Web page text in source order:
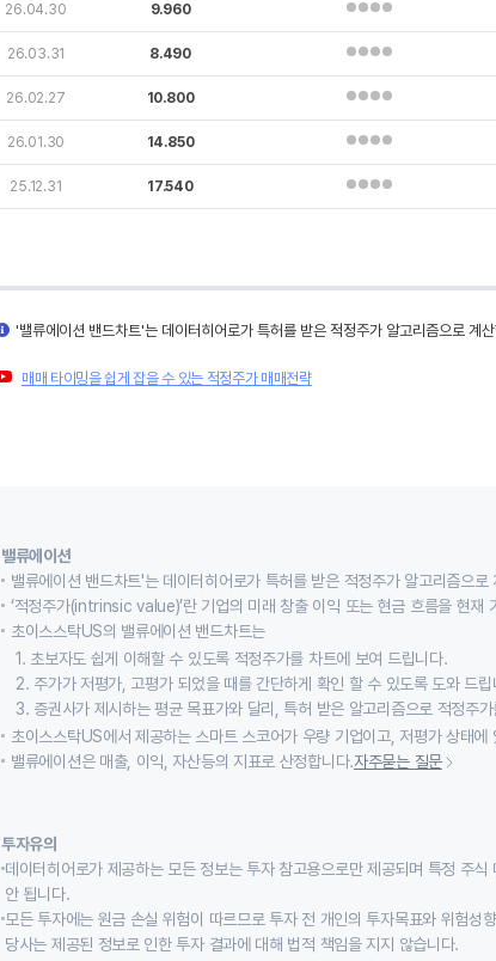
26.04.30 9.960
26.03.31 8.490
26.02.27 10.800
26.01.30 14.850
25.12.31 17.540
'밸류에이션 밴드차트'는 데이터히어로가 특허를 받은 적정주가 알고리즘으로 계
매매 타이밍을 쉽게 잡을 수 있는 적정주가 매매전략
밸류에이션
밸류에이션 밴드차트'는 데이터히어로가 특허를 받은 적정주가 알고리즘으
‘적정주가(intrinsic value)’란 기업의 미래 창출 이익 또는 현금 흐름을 현재
초이스스탁US의 밸류에이션 밴드차트는
1. 초보자도 쉽게 이해할 수 있도록 적정주가를 차트에 보여 드립니다.
2. 주가가 저평가, 고평가 되었을 때를 간단하게 확인 할 수 있도록 도와 드립
3. 증권사가 제시하는 평균 목표가와 달리, 특허 받은 알고리즘으로 적정주
초이스스탁US에서 제공하는 스마트 스코어가 우량 기업이고, 저평가 상태
밸류에이션은 매출, 이익, 자산등의 지표로 산정합니다.자주묻는 질문
투자유의
데이터히어로가 제공하는 모든 정보는 투자 참고용으로만 제공되며 특정 주
안 됩니다.
모든 투자에는 원금 손실 위험이 따르므로 투자 전 개인의 투자목표와 위험성
당사는 제공된 정보로 인한 투자 결과에 대해 법적 책임을 지지 않습니다.